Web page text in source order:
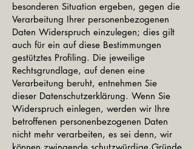
besonderen Situation ergeben, gegen die
Verarbeitung Ihrer personenbezogenen
Daten Widerspruch einzulegen; dies gilt
auch für ein auf diese Bestimmungen
gestütztes Profiling. Die jeweilige
Rechtsgrundlage, auf denen eine
Verarbeitung beruht, entnehmen Sie
dieser Datenschutzerklärung. Wenn Sie
Widerspruch einlegen, werden wir Ihre
betroffenen personenbezogenen Daten
nicht mehr verarbeiten, es sei denn, wir